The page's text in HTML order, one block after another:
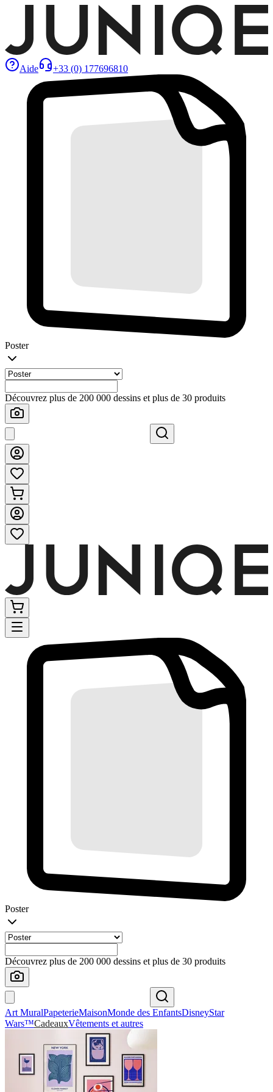
Aide +33 (0) 177696810
Poster
Découvrez plus de 200 000 dessins et plus de 30 produits
Poster
Découvrez plus de 200 000 dessins et plus de 30 produits
Art MuralPapeterieMaisonMonde des EnfantsDisneyStar
Wars™CadeauxVêtements et autres